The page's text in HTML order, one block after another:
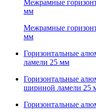
Межрамные
мм
Межрамные
мм
Горизонтальные
ламели 25 мм
Горизонтальные
шириной ламели 25
Горизонтальные